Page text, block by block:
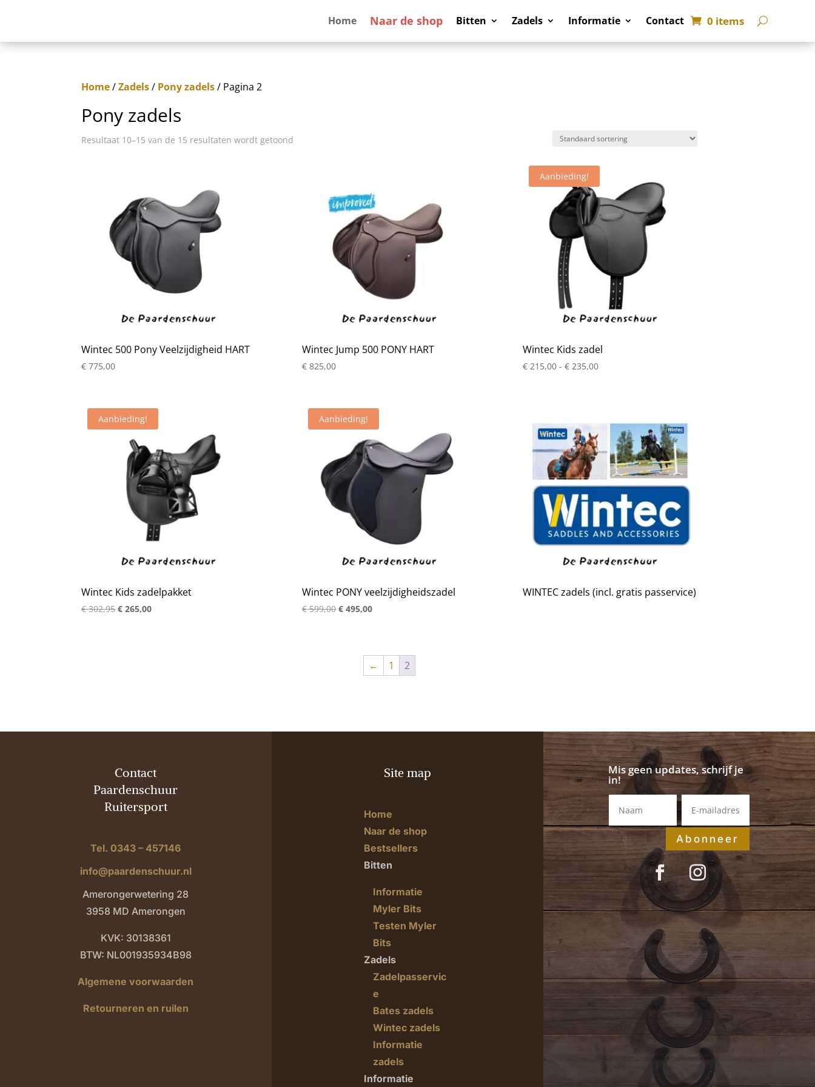
Home Naar de shop Bitten Zadels Informatie Contact 0 items
Home/Zadels/ Pony zadels/ Pagina 2
Pony zadels
Resultaat 10–15 van de 15 resultaten wordt getoond
Wintec 500 Pony Veelzijdigheid HART
€ 775,00
Wintec Jump 500 PONY HART
€ 825,00
Aanbieding!
Wintec Kids zadel
€ 215,00 - € 235,00Prijsklasse:
Aanbieding!
Wintec Kids zadelpakket
€302,95Oorspronkelijke
€ 265,00Huidige
Aanbieding!
Wintec PONY veelzijdigheidszadel
€599,00Oorspronkelijke
€ 495,00Huidige
WINTEC zadels (incl. gratis passervice)
← 1 2
Contact
Paardenschuur
Ruitersport
Tel. 0343 – 457146
info@paardenschuur.nl
Amerongerwetering 28
3958 MD Amerongen
KVK: 30138361
BTW: NL001935934B98
Algemene voorwaarden
Retourneren en ruilen
Site map
Home
Naar de shop
Bestsellers
Bitten
Informatie
Myler Bits
Testen Myler
Bits
Zadels
Zadelpasservic
e
Bates zadels
Wintec zadels
Informatie
zadels
Informatie
Mis geen updates, schrijf je
in!
Abonneer